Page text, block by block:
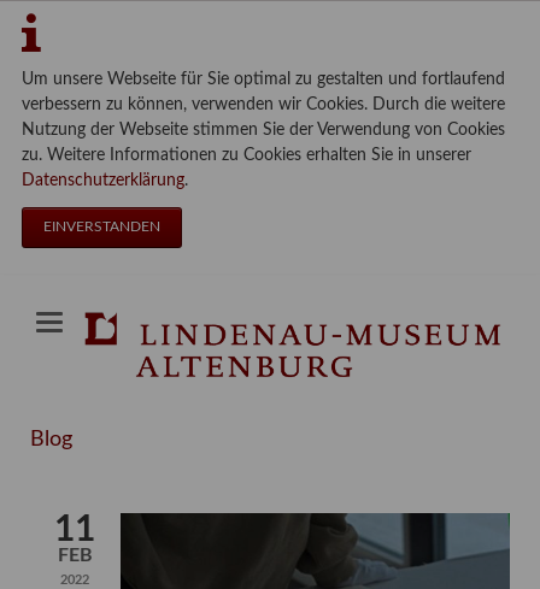
Um unsere Webseite für Sie optimal zu gestalten und fortlaufend
verbessern zu können, verwenden wir Cookies. Durch die weitere
Nutzung der Webseite stimmen Sie der Verwendung von Cookies
zu. Weitere Informationen zu Cookies erhalten Sie in unserer
Datenschutzerklärung.
EINVERSTANDEN
Blog
11
FEB
2022